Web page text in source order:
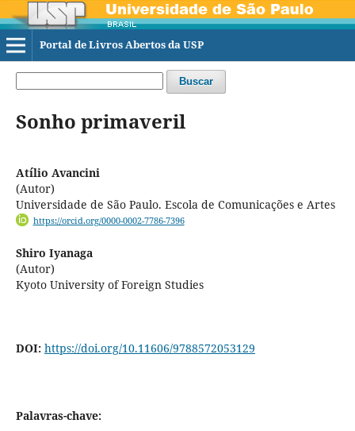
Portal de Livros Abertos da USP
Buscar
Sonho primaveril
Atílio Avancini
(Autor)
Universidade de São Paulo. Escola de Comunicações e Artes
https://orcid.org/0000-0002-7786-7396
Shiro Iyanaga
(Autor)
Kyoto University of Foreign Studies
DOI: https://doi.org/10.11606/9788572053129
Palavras-chave: